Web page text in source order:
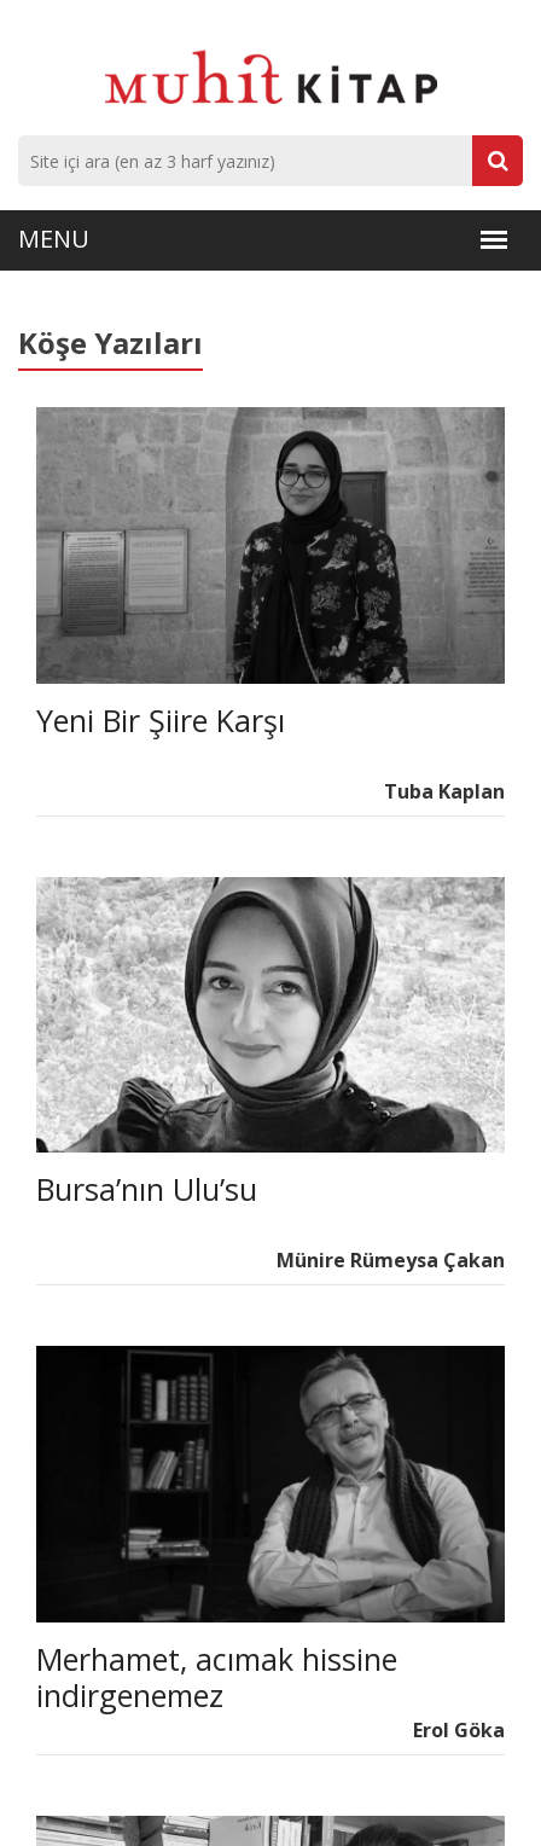
Köşe Yazıları
Yeni Bir Şiire Karşı
Tuba Kaplan
Bursa’nın Ulu’su
Münire Rümeysa Çakan
Merhamet, acımak hissine
indirgenemez
Erol Göka